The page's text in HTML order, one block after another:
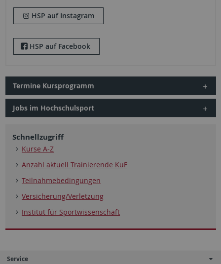
HSP auf Instagram
HSP auf Facebook
Termine Kursprogramm
Jobs im Hochschulsport
Schnellzugriff
Kurse A-Z
Anzahl aktuell Trainierende KuF
Teilnahmebedingungen
Versicherung/Verletzung
Institut für Sportwissenschaft
Service